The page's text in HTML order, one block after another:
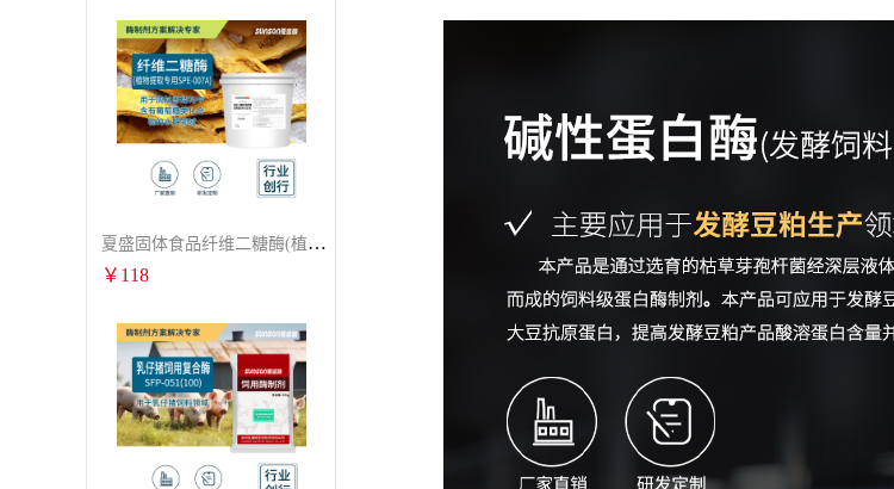
夏盛固体食品纤维二糖酶(植物提取专用酶/用于虎杖白藜芦醇提取)FFG-0656
￥ 118